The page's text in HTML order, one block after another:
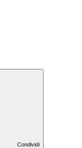
Condividi